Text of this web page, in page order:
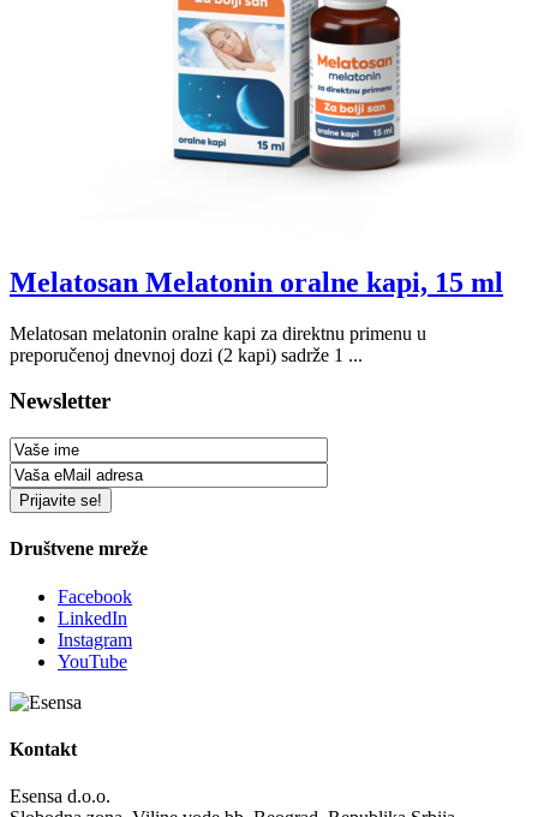
Melatosan Melatonin oralne kapi, 15 ml
Melatosan melatonin oralne kapi za direktnu primenu u
preporučenoj dnevnoj dozi (2 kapi) sadrže 1 ...
Newsletter
Društvene mreže
Facebook
LinkedIn
Instagram
YouTube
Kontakt
Esensa d.o.o.